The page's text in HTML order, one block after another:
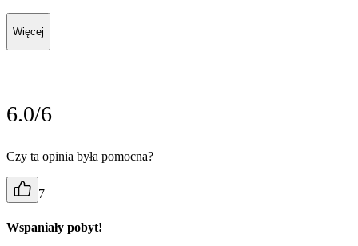
Więcej
6.0/6
Czy ta opinia była pomocna?
7
Wspaniały pobyt!